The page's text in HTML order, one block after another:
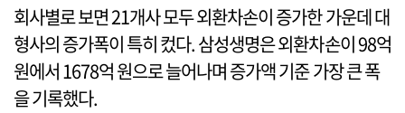
회사별로 보면 21개사 모두 외환차손이 증가한 가운데 대
형사의 증가폭이 특히 컸다. 삼성생명은 외환차손이 98억
원에서 1678억 원으로 늘어나며 증가액 기준 가장 큰 폭
을 기록했다.